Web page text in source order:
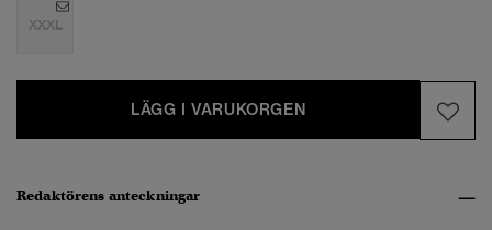
XXXL
LÄGG I VARUKORGEN
Redaktörens anteckningar